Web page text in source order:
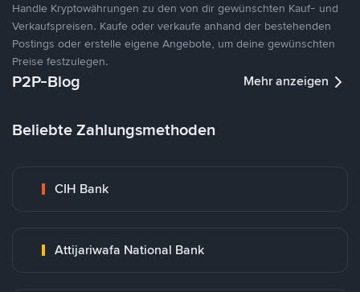
Handle Kryptowährungen zu den von dir gewünschten Kauf- und
Verkaufspreisen. Kaufe oder verkaufe anhand der bestehenden
Postings oder erstelle eigene Angebote, um deine gewünschten
Preise festzulegen.
P2P-Blog Mehr anzeigen
Beliebte Zahlungsmethoden
CIH Bank
Attijariwafa National Bank